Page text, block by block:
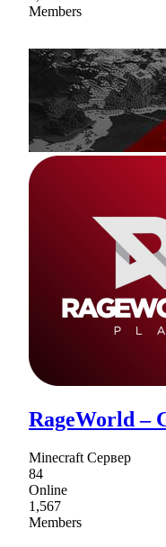
Members
RageWorld –
Minecraft Сервер
84
Online
1,567
Members